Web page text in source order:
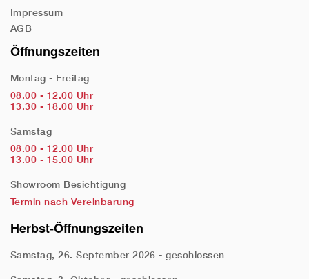
Impressum
AGB
Öffnungszeiten
Montag - Freitag
08.00 - 12.00 Uhr
13.30 - 18.00 Uhr
Samstag
08.00 - 12.00 Uhr
13.00 - 15.00 Uhr
Showroom Besichtigung
Termin nach Vereinbarung
Herbst-Öffnungszeiten
Samstag, 26. September 2026 - geschlossen